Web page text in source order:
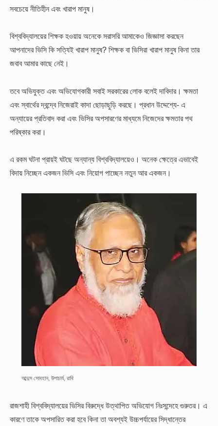
সবচেয়ে নীতিহীন এবং খারাপ মানুষ।
বিশ্ববিদ্যালয়ের শিক্ষক হওয়ায় অনেকে সরাসরি আমাকেও জিজ্ঞাসা করছেন
আপনাদের ভিসি কি সত্যিই খারাপ মানুষ? শিক্ষক বা ভিসিরা খারাপ মানুষ কিনা তার
জবাব আমার কাছে নেই।
তবে অভিযুক্ত এবং অভিযোগকারী সবাই সরকারের লোক বলেই দাবিদার। ক্ষমতা
এবং স্বার্থের দ্বন্দ্বে নিজেরাই কাদা ছোড়াছুড়ি করছে। প্রধান উদ্দেশ্যে- এ
অন্যায়ের প্রতিবাদ করা এবং ভিসির অপসারণের মাধ্যমে নিজেদের ক্ষমতার পথ
পরিষ্কার করা।
এ রকম ঘটনা প্রায়ই ঘটছে অন্যান্য বিশ্ববিদ্যালয়েও। অনেক ক্ষেত্রে এভাবেই
বিদায় নিচ্ছেন একজন ভিসি এবং নিয়োগ পাচ্ছেন নতুন আর একজন।
আব্দুস সোবহান, উপাচার্য, রাবি
রাজশাহী বিশ্ববিদ্যালয়ের ভিসির বিরুদ্ধে উত্থাপিত অভিযোগ নিঃসন্দেহে গুরুতর। এ
কারণে তাকে অপসারিত করা হবে কিনা তা অবশ্যই উচ্চপর্যায়ের সিদ্ধান্তের